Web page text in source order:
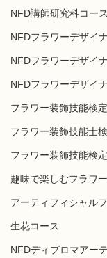
NFD講師研究科コース
NFDフラワーデザイ
NFDフラワーデザイ
NFDフラワーデザイ
フラワー装飾技能検
フラワー装飾技能士
フラワー装飾技能検
趣味で楽しむフラワ
アーティフィシャル
生花コース
NFDディプロマアー